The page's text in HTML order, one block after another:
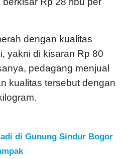
dengan kualitas
yakni di kisaran Rp 80
pedagang menjual
kualitas tersebut dengan
di Gunung Sindur Bogor